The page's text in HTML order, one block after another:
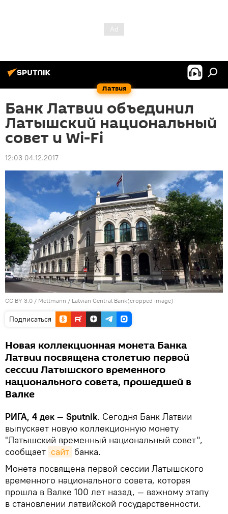
Латвия
Банк Латвии объединил
Латышский национальный
совет и Wi-Fi
12:03 04.12.2017
CC BY 3.0 / Mettmann / Latvian Central Bank(cropped image)
Подписаться
Новая коллекционная монета Банка
Латвии посвящена столетию первой
сессии Латышского временного
национального совета, прошедшей в
Валке
РИГА, 4 дек — Sputnik. Сегодня Банк Латвии
выпускает новую коллекционную монету
"Латышский временный национальный совет",
сообщает сайт банка.
Монета посвящена первой сессии Латышского
временного национального совета, которая
прошла в Валке 100 лет назад, — важному этапу
в становлении латвийской государственности.